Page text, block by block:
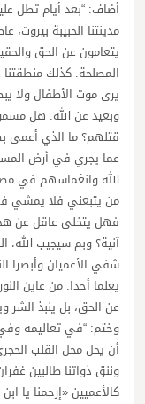
أضاف: “بعد أيام تطل
مدينتنا الحبيبة بيروت،
يتعامون عن الحق
المصلحة. كذلك منطقتنا
يرى موت الأطفال ولا
وبعيد عن الله. هل
قتلهم؟ ما الذي أعمى
عما يجري في أرض
الله وانغماسهم في
فهل يتخلى عاقل عن
آنية؟ وبم سيجيب الله،
شفي الأعميان وأبصرا
يعلما أحدا. من عاين
عن الحق، بل ينبذ الشر
وختم: “في تعاليمه
أن يحل محل القلب
وننق ذواتنا طالبين
كالأعميين «إرحمنا يا